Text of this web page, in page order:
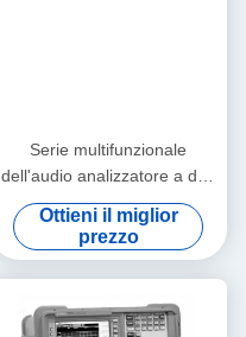
Serie multifunzionale
dell'audio analizzatore a due
vie APx515B di precisione
Ottieni il miglior
prezzo